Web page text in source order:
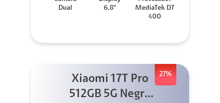
Dual
6.8"
MediaTek D7
400
27%
Xiaomi 17T Pro
512GB 5G Negro